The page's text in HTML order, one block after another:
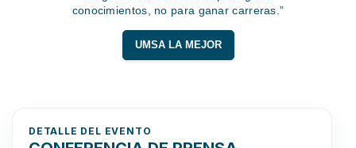
conocimientos, no para ganar carreras.”
UMSA LA MEJOR
DETALLE DEL EVENTO